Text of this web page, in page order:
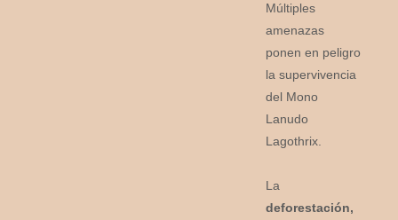
Múltiples
amenazas
ponen en peligro
la supervivencia
del Mono
Lanudo
Lagothrix.
La
deforestación,